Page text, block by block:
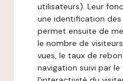
utilisateurs). Leur
une identification des
permet ensuite de
le nombre de
vues, le taux de
navigation suivi par